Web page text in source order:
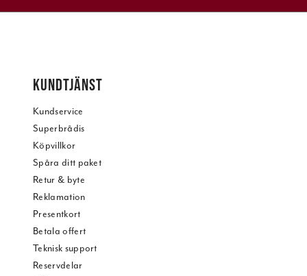
KUNDTJÄNST
Kundservice
Superbrådis
Köpvillkor
Spåra ditt paket
Retur & byte
Reklamation
Presentkort
Betala offert
Teknisk support
Reservdelar